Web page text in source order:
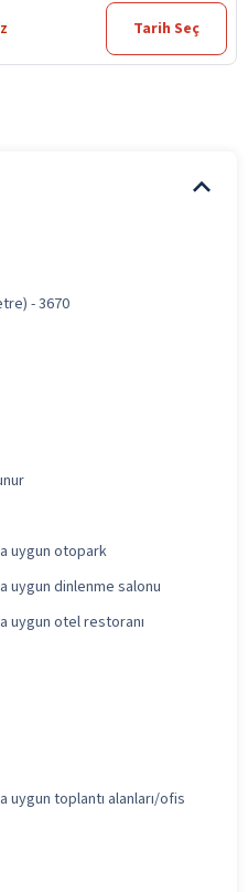
Tarih Seç
- 3670
uygun otopark
uygun dinlenme salonu
uygun otel restoranı
uygun toplantı alanları/ofis